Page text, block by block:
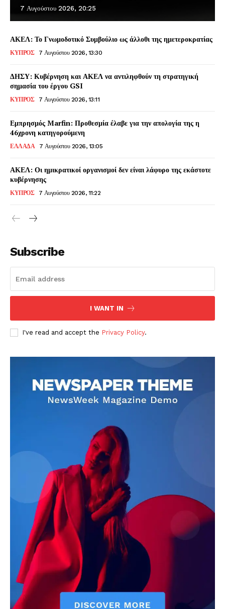
7 Αυγούστου 2026, 20:25
ΑΚΕΛ: Το Γνωμοδοτικό Συμβούλιο ως άλλοθι της ημετεροκρατίας
ΚΥΠΡΟΣ 7 Αυγούστου 2026, 13:30
ΔΗΣΥ: Κυβέρνηση και ΑΚΕΛ να αντιληφθούν τη στρατηγική
σημασία του έργου GSI
ΚΥΠΡΟΣ 7 Αυγούστου 2026, 13:11
Εμπρησμός Marfin: Προθεσμία έλαβε για την απολογία της η
46χρονη κατηγορούμενη
ΕΛΛΑΔΑ 7 Αυγούστου 2026, 13:05
ΑΚΕΛ: Οι ημικρατικοί οργανισμοί δεν είναι λάφυρο της εκάστοτε
κυβέρνησης
ΚΥΠΡΟΣ 7 Αυγούστου 2026, 11:22
Subscribe
I WANT IN
I've read and accept the Privacy Policy.